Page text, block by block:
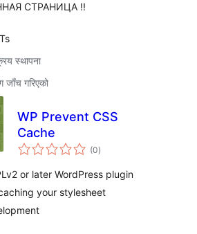
СТРАНИЦА !!
स्थापना
गरिएको
WP Prevent CSS
Cache
(0कुल
रेटिङ्गहरू
)
or later WordPress plugin
your stylesheet